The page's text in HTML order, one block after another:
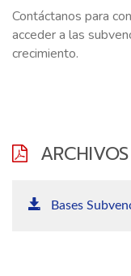
Contáctanos para
acceder a las
crecimiento.
Bases